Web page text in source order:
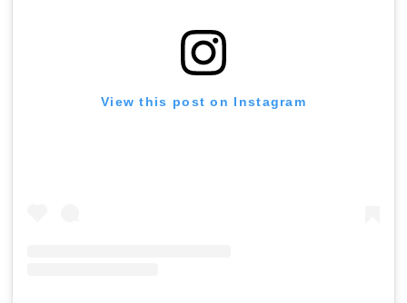
View this post on Instagram